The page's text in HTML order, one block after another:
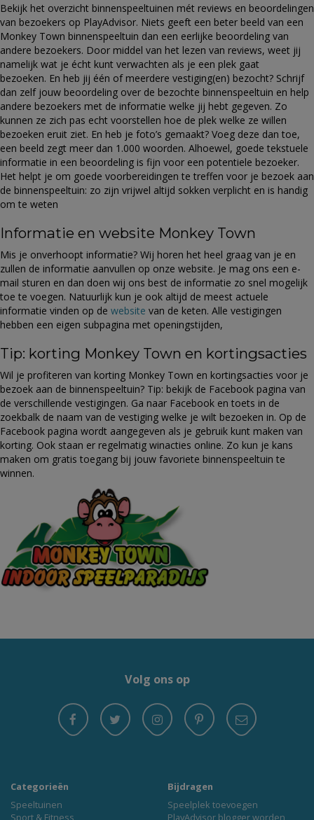
Bekijk het overzicht binnenspeeltuinen mét reviews en beoordelingen
van bezoekers op PlayAdvisor. Niets geeft een beter beeld van een
Monkey Town binnenspeeltuin dan een eerlijke beoordeling van
andere bezoekers. Door middel van het lezen van reviews, weet jij
namelijk wat je écht kunt verwachten als je een plek gaat
bezoeken. En heb jij één of meerdere vestiging(en) bezocht? Schrijf
dan zelf jouw beoordeling over de bezochte binnenspeeltuin en help
andere bezoekers met de informatie welke jij hebt gegeven. Zo
kunnen ze zich pas echt voorstellen hoe de plek welke ze willen
bezoeken eruit ziet. En heb je foto’s gemaakt? Voeg deze dan toe,
een beeld zegt meer dan 1.000 woorden. Alhoewel, goede tekstuele
informatie in een beoordeling is fijn voor een potentiele bezoeker.
Het helpt je om goede voorbereidingen te treffen voor je bezoek aan
de binnenspeeltuin: zo zijn vrijwel altijd sokken verplicht en is handig
om te weten
Informatie en website Monkey Town
Mis je onverhoopt informatie? Wij horen het heel graag van je en
zullen de informatie aanvullen op onze website. Je mag ons een e-
mail sturen en dan doen wij ons best de informatie zo snel mogelijk
toe te voegen. Natuurlijk kun je ook altijd de meest actuele
informatie vinden op de website van de keten. Alle vestigingen
hebben een eigen subpagina met openingstijden,
Tip: korting Monkey Town en kortingsacties
Wil je profiteren van korting Monkey Town en kortingsacties voor je
bezoek aan de binnenspeeltuin? Tip: bekijk de Facebook pagina van
de verschillende vestigingen. Ga naar Facebook en toets in de
zoekbalk de naam van de vestiging welke je wilt bezoeken in. Op de
Facebook pagina wordt aangegeven als je gebruik kunt maken van
korting. Ook staan er regelmatig winacties online. Zo kun je kans
maken om gratis toegang bij jouw favoriete binnenspeeltuin te
winnen.
Volg ons op
Categorieën
Speeltuinen
Sport & Fitness
Bijdragen
Speelplek toevoegen
PlayAdvisor blogger worden